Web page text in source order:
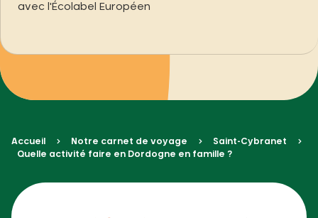
avec l'Écolabel Européen
Accueil Notre carnet de voyage
Saint-Cybranet
Quelle activité faire en Dordogne en famille ?